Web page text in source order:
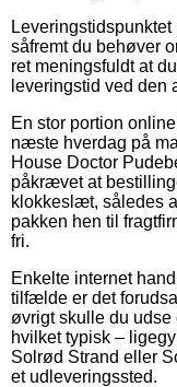
såfremt du behøver
ret meningsfuldt at
leveringstid ved den
En stor portion
næste hverdag på
House Doctor
påkrævet at
klokkeslæt, således
pakken hen til
fri.
Enkelte internet
tilfælde er det
øvrigt skulle du udse
hvilket typisk –
Solrød Strand eller
et udleveringssted.